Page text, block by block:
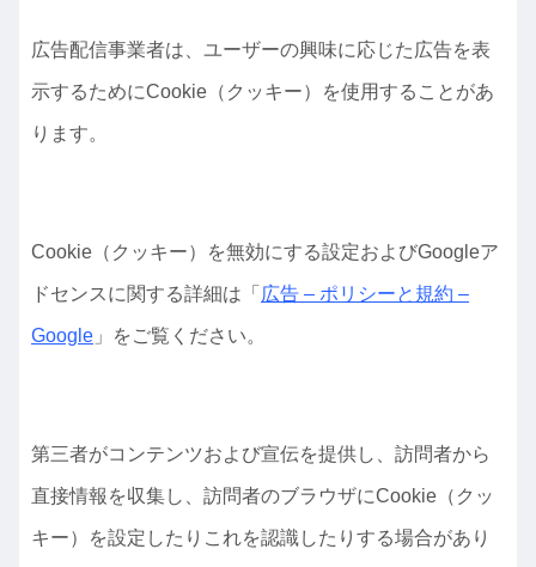
広告配信事業者は、ユーザーの興味に応じた広告を表
示するためにCookie（クッキー）を使用することがあ
ります。
Cookie（クッキー）を無効にする設定およびGoogleア
ドセンスに関する詳細は「 広告 – ポリシーと規約 –
Google 」をご覧ください。
第三者がコンテンツおよび宣伝を提供し、訪問者から
直接情報を収集し、訪問者のブラウザにCookie（クッ
キー）を設定したりこれを認識したりする場合があり